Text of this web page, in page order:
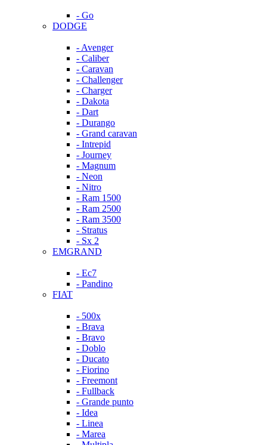
- Go
DODGE
- Avenger
- Caliber
- Caravan
- Challenger
- Charger
- Dakota
- Dart
- Durango
- Grand caravan
- Intrepid
- Journey
- Magnum
- Neon
- Nitro
- Ram 1500
- Ram 2500
- Ram 3500
- Stratus
- Sx 2
EMGRAND
- Ec7
- Pandino
FIAT
- 500x
- Brava
- Bravo
- Doblo
- Ducato
- Fiorino
- Freemont
- Fullback
- Grande punto
- Idea
- Linea
- Marea